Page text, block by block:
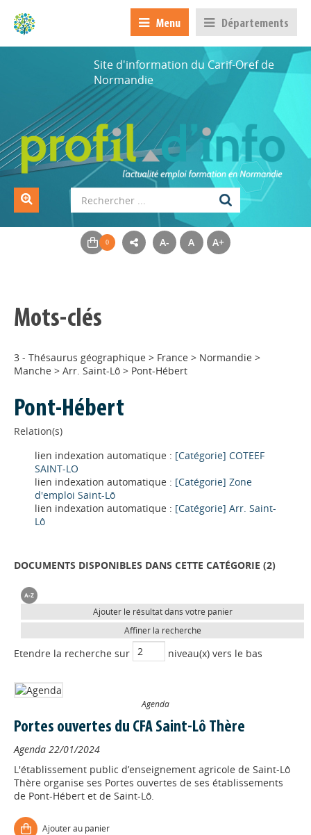
Menu Départements
Site d'information du Carif-Oref de
Normandie
A- A A+
Mots-clés
3 - Thésaurus géographique > France > Normandie >
Manche > Arr. Saint-Lô > Pont-Hébert
Pont-Hébert
Relation(s)
lien indexation automatique : [Catégorie] COTEEF
SAINT-LO
lien indexation automatique : [Catégorie] Zone
d'emploi Saint-Lô
lien indexation automatique : [Catégorie] Arr. Saint-
Lô
DOCUMENTS DISPONIBLES DANS CETTE CATÉGORIE (2)
Ajouter le résultat dans votre panier
Affiner la recherche
Etendre la recherche sur niveau(x) vers le bas
Agenda
Portes ouvertes du CFA Saint-Lô Thère
Agenda 22/01/2024
L'établissement public d’enseignement agricole de Saint-Lô
Thère organise ses Portes ouvertes de ses établissements
de Pont-Hébert et de Saint-Lô.
Ajouter au panier